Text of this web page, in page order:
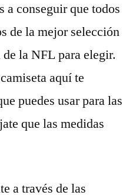
a conseguir que todos
de la mejor selección
la NFL para elegir.
aquí te
puedes usar para las
que las medidas
a través de las